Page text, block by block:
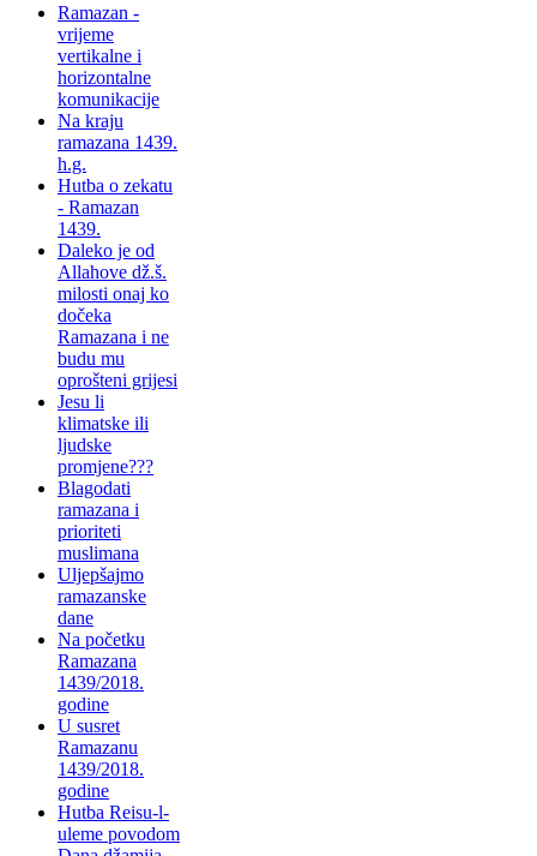
Ramazan -
vrijeme
vertikalne i
horizontalne
komunikacije
Na kraju
ramazana 1439.
h.g.
Hutba o zekatu
- Ramazan
1439.
Daleko je od
Allahove dž.š.
milosti onaj ko
dočeka
Ramazana i ne
budu mu
oprošteni grijesi
Jesu li
klimatske ili
ljudske
promjene???
Blagodati
ramazana i
prioriteti
muslimana
Uljepšajmo
ramazanske
dane
Na početku
Ramazana
1439/2018.
godine
U susret
Ramazanu
1439/2018.
godine
Hutba Reisu-l-
uleme povodom